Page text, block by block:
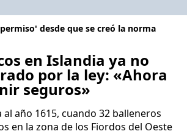
desde que se creó la norma
en Islandia ya no
por la ley: «Ahora
seguros»
año 1615, cuando 32 balleneros
en la zona de los Fiordos del Oeste